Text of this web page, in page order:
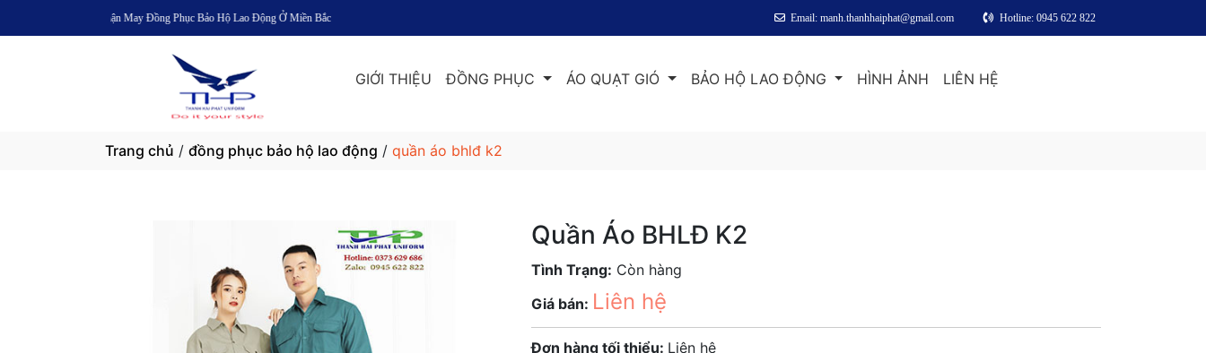
Và Nhận May Đồng Phục Bảo Hộ Lao Động Ở Miền Bắc Email: manh.thanhhaiphat@gmail.com Hotline: 0945 622 822
GIỚI THIỆU ĐỒNG PHỤC ÁO QUẠT GIÓ BẢO HỘ LAO ĐỘNG HÌNH ẢNH LIÊN HỆ
Trang chủ / đồng phục bảo hộ lao động / quần áo bhlđ k2
Quần Áo BHLĐ K2
Tình Trạng: Còn hàng
Giá bán: Liên hệ
Đơn hàng tối thiểu: Liên hệ